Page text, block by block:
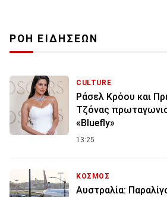
ΡΟΗ ΕΙΔΗΣΕΩΝ
CULTURE
Ράσελ Κρόου και
Τζόνας
«Bluefly»
13:25
ΚΟΣΜΟΣ
Αυστραλία: